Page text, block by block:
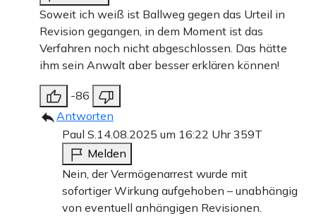
Soweit ich weiß ist Ballweg gegen das Urteil in
Revision gegangen, in dem Moment ist das
Verfahren noch nicht abgeschlossen. Das hätte
ihm sein Anwalt aber besser erklären können!
-86
Antworten
Paul S.14.08.2025 um 16:22 Uhr359T
Melden
Nein, der Vermögenarrest wurde mit
sofortiger Wirkung aufgehoben – unabhängig
von eventuell anhängigen Revisionen.